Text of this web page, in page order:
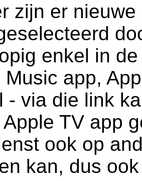
zijn er
enkel in
Music app,
- via die link
TV app
ook op
kan, dus